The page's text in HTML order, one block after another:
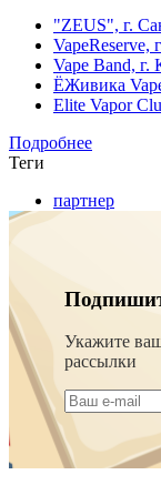
"ZEUS", г.
VapeReserve,
Vape Band, г.
ЁЖивика
Elite Vapor
Подробнее
Теги
партнер
Укажите
рассылки